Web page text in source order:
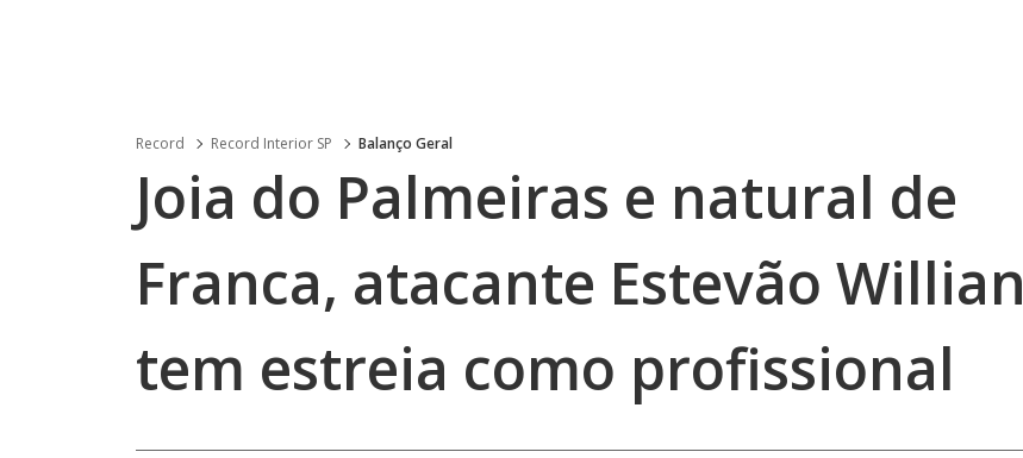
Record Record Interior SP Balanço Geral
Joia do Palmeiras e natural de
Franca, atacante Estevão Willian
tem estreia como profissional